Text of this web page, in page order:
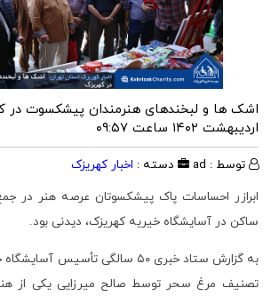
اشک ها و لبخندهای هنرمندان پیشکسوت در
اردیبهشت ۱۴۰۲ ساعت ۰۹:۵۷
توسط : ad دسته : اخبار کهریزک
ابرازر احساسات پاک پیشکسوتان عرصه هنر در
ساکن در آسایشگاه خیریه کهریزک، دیدنی بود.
به گزارش ستاد خبری ۵۰ سالگی تأسیس
تصنیف مرغ سحر توسط صالح میرزایی یکی از